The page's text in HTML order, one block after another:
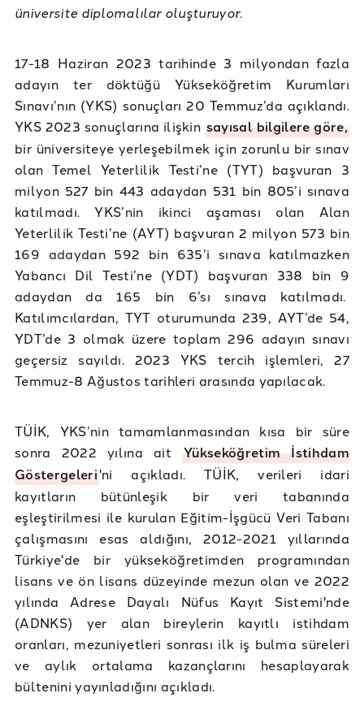
üniversite diplomalılar oluşturuyor.
17-18 Haziran 2023 tarihinde 3 milyondan fazla
adayın ter döktüğü Yükseköğretim Kurumları
Sınavı’nın (YKS) sonuçları 20 Temmuz’da açıklandı.
YKS 2023 sonuçlarına ilişkin sayısal bilgilere göre,
bir üniversiteye yerleşebilmek için zorunlu bir sınav
olan Temel Yeterlilik Testi’ne (TYT) başvuran 3
milyon 527 bin 443 adaydan 531 bin 805’i sınava
katılmadı. YKS’nin ikinci aşaması olan Alan
Yeterlilik Testi’ne (AYT) başvuran 2 milyon 573 bin
169 adaydan 592 bin 635’i sınava katılmazken
Yabancı Dil Testi’ne (YDT) başvuran 338 bin 9
adaydan da 165 bin 6’sı sınava katılmadı.
Katılımcılardan, TYT oturumunda 239, AYT’de 54,
YDT’de 3 olmak üzere toplam 296 adayın sınavı
geçersiz sayıldı. 2023 YKS tercih işlemleri, 27
Temmuz-8 Ağustos tarihleri arasında yapılacak.
TÜİK, YKS’nin tamamlanmasından kısa bir süre
sonra 2022 yılına aitYükseköğretim İstihdam
Göstergeleri'ni açıkladı. TÜİK, verileri idari
kayıtların bütünleşik bir veri tabanında
eşleştirilmesi ile kurulan Eğitim-İşgücü Veri Tabanı
çalışmasını esas aldığını, 2012-2021 yıllarında
Türkiye'de bir yükseköğretimden programından
lisans ve ön lisans düzeyinde mezun olan ve 2022
yılında Adrese Dayalı Nüfus Kayıt Sistemi'nde
(ADNKS) yer alan bireylerin kayıtlı istihdam
oranları, mezuniyetleri sonrası ilk iş bulma süreleri
ve aylık ortalama kazançlarını hesaplayarak
bültenini yayınladığını açıkladı.